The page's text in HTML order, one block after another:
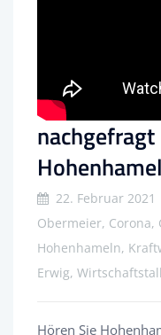
22. Februar 2021
Obermeier, Corona,
Hohenhameln,
Erwig,
Hören Sie